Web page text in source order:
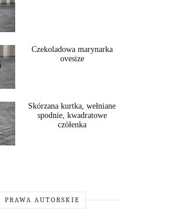
Czekoladowa marynarka
ovesize
Skórzana kurtka, wełniane
spodnie, kwadratowe
czółenka
PRAWA AUTORSKIE